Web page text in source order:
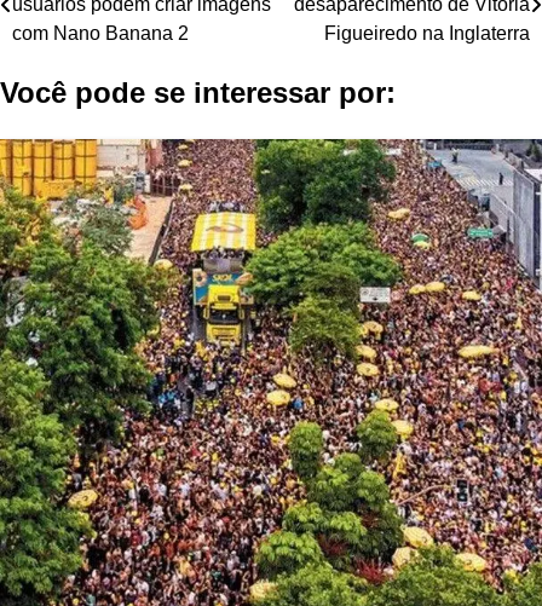
de
com Nano Banana 2
Figueiredo na Inglaterra
Você pode se interessar por: